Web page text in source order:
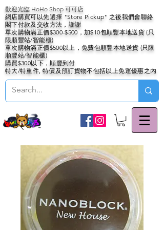
歡迎光臨 HoHo Shop 可可店
網店購買可以先選擇 "Store Pickup" 之後我們會聯絡
閣下付款及交收方法，謝謝
單次購物滿正價$300-$500，加$10包順豐本地送貨 (只
限順豐站/智能櫃)
單次購物滿正價$500以上，免費包順豐本地送貨 (只限
順豐站/智能櫃)
購買$300以下，順豐到付
特大/特重件, 特價及預訂貨物不包括以上免運優惠之內